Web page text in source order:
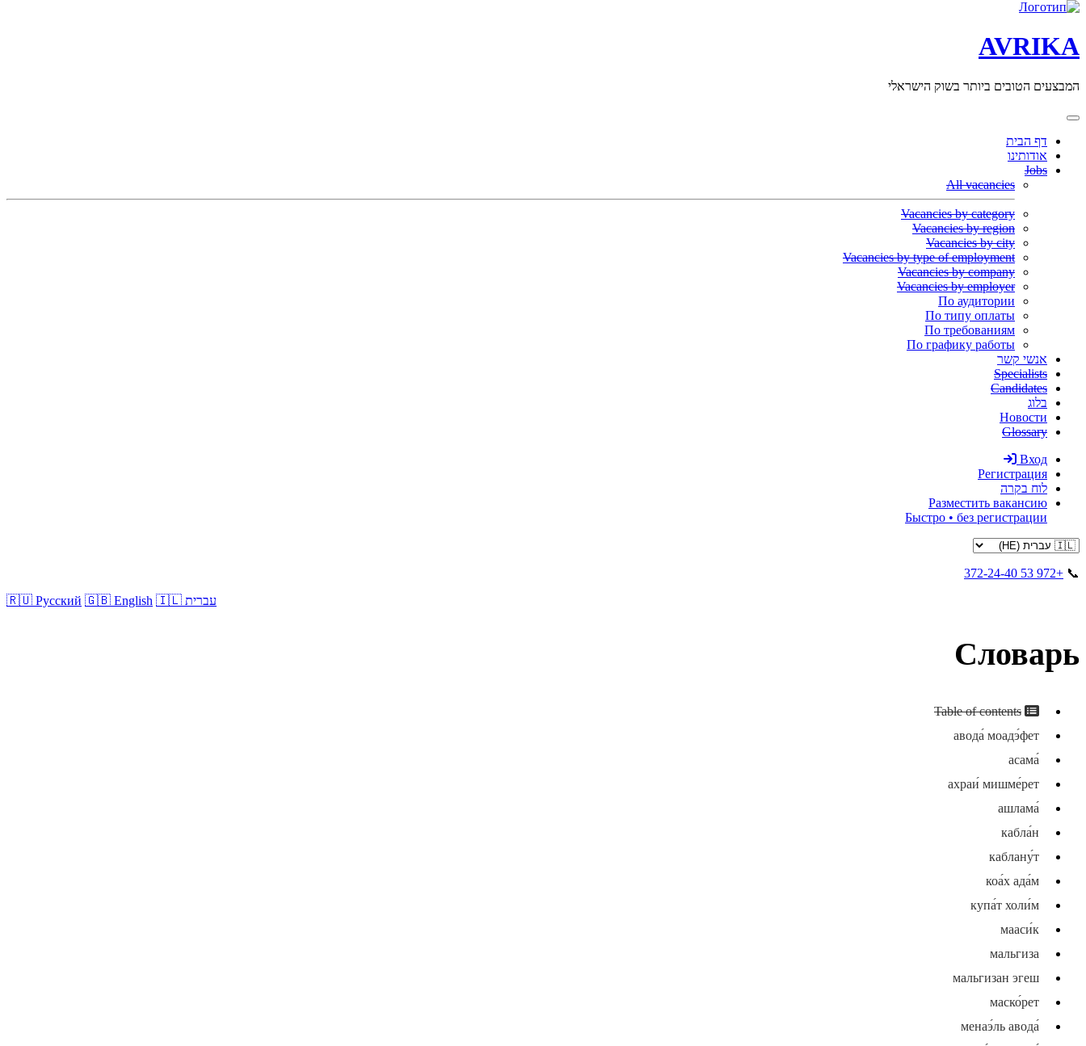
AVRIKA
המבצעים הטובים ביותר בשוק הישראלי
דף הבית
אודותינו
Jobs
All vacancies
Vacancies by category
Vacancies by region
Vacancies by city
Vacancies by type of employment
Vacancies by company
Vacancies by employer
По аудитории
По типу оплаты
По требованиям
По графику работы
אנשי קשר
Specialists
Candidates
בלוג
Новости
Glossary
Вход
Регистрация
לוח בקרה
Разместить вакансию
Быстро • без регистрации
📞
+972 53 372-24-40
🇷🇺 Русский 🇬🇧 English 🇮🇱 עברית
Словарь
Table of contents
авода́ моадэ́фет
асама́
ахраи́ мишме́рет
ашлама́
кабла́н
каблану́т
коа́х ада́м
купа́т холи́м
мааси́к
мальгиза
мальгизан эгеш
маско́рет
менаэ́ль авода́